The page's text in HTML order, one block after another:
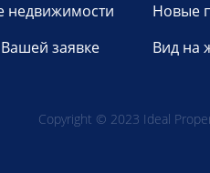
недвижимости
заявке
Новые
Вид на
Copyright © 2023 Ideal